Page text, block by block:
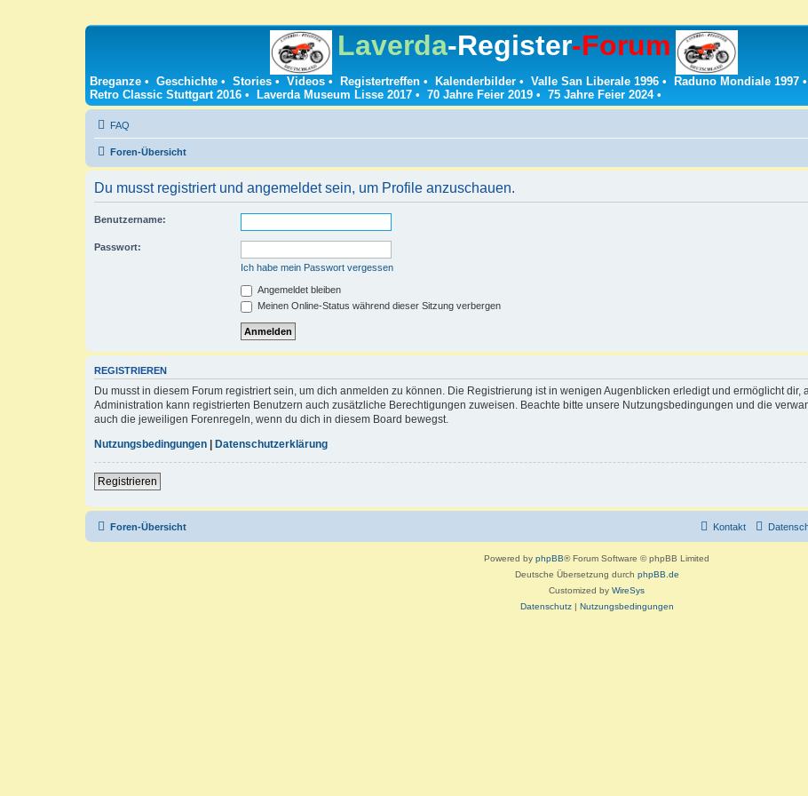
Laverda-Register-Forum
Breganze • Geschichte • Stories • Videos • Registertreffen • Kalenderbilder • Valle San Liberale 1996 • Raduno Mondiale 1997 •
Retro Classic Stuttgart 2016 • Laverda Museum Lisse 2017 • 70 Jahre Feier 2019 • 75 Jahre Feier 2024•
FAQ
Foren-Übersicht
Du musst registriert und angemeldet sein, um Profile anzuschauen.
Benutzername:
Passwort:
Ich habe mein Passwort vergessen
Angemeldet bleiben
Meinen Online-Status während dieser Sitzung verbergen
REGISTRIEREN
Du musst in diesem Forum registriert sein, um dich anmelden zu können. Die Registrierung ist in wenigen Augenblicken erledigt und ermöglicht
Administration kann registrierten Benutzern auch zusätzliche Berechtigungen zuweisen. Beachte bitte unsere Nutzungsbedingungen und die
auch die jeweiligen Forenregeln, wenn du dich in diesem Board bewegst.
Nutzungsbedingungen
Datenschutzerklärung
Registrieren
Foren-Übersicht Kontakt
Powered by phpBB® Forum Software © phpBB Limited
Deutsche Übersetzung durch phpBB.de
Customized by WireSys
Datenschutz| Nutzungsbedingungen